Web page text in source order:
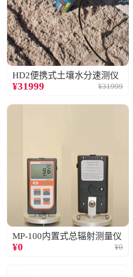
HD2便携式土壤水分速测仪
¥31999 ¥31999
MP-100内置式总辐射测量仪
¥0 ¥0